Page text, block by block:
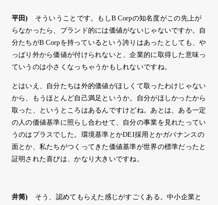
平田)
そういうことです。もしB Corpの知名度がこの先上が
らなかったら、ブランド的には価値がないじゃないですか。自
分たちがB Corpを持っているという誇りはあったとしても、や
っぱり外から価値が付けられないと、企業的に取得した意味っ
ていうのは小さくなっちゃうかもしれないですね。
とはいえ、自分たちは外的価値がほしくて取ったわけじゃない
から、もうほとんど自己満足というか。自分がほしかったから
取った、というところはあるんですけどね。あとは、ある一定
の人の価値基準に照らし合わせて、自分の事業を見れたってい
うのはプラスでした。環境基準とかDEI採用とかガバナンスの
面とか、私たちがつくってきた価値基準が世界の標準だったと
証明された喜びは、かなり大きいですね。
井筒)
そう、認めてもらえた感じがすごくある。中小企業と